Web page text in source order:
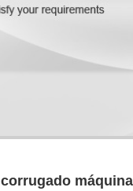
corrugado